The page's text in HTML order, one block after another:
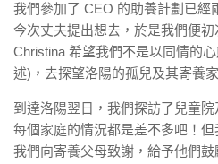
我們參加了 CEO 的助養計劃已經
今次丈夫提出想去，於是我們便
Christina 希望我們不是以同情的
述)，去探望洛陽的孤兒及其寄養家
到達洛陽翌日，我們探訪了兒童
每個家庭的情況都是差不多吧！
我們向寄養父母致謝，給予他們